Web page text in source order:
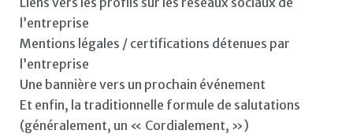
l’entreprise
Mentions légales / certifications détenues par
l’entreprise
Une bannière vers un prochain événement
Et enfin, la traditionnelle formule de salutations
(généralement, un « Cordialement, »)